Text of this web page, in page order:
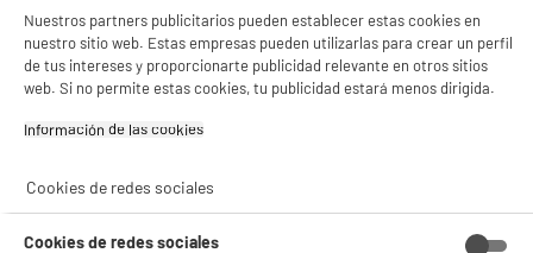
Nuestros partners publicitarios pueden establecer estas cookies en
nuestro sitio web. Estas empresas pueden utilizarlas para crear un perfil
de tus intereses y proporcionarte publicidad relevante en otros sitios
web. Si no permite estas cookies, tu publicidad estará menos dirigida.
Información de las cookies‎
Cookies de redes sociales
Cookies de redes sociales